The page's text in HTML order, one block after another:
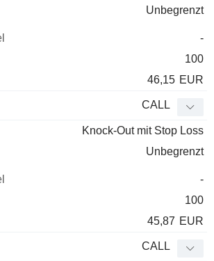
Unbegrenzt
-
100
46,15 EUR
CALL
Knock-Out mit Stop Loss
Unbegrenzt
-
100
45,87 EUR
CALL